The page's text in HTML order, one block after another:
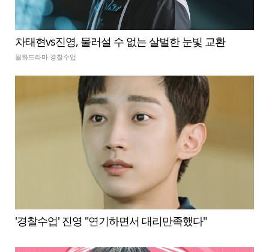
차태현vs진영, 물러설 수 없는 살벌한 눈빛 교환
월화드라마 경찰수업
'경찰수업' 진영 "연기하면서 대리만족했다"